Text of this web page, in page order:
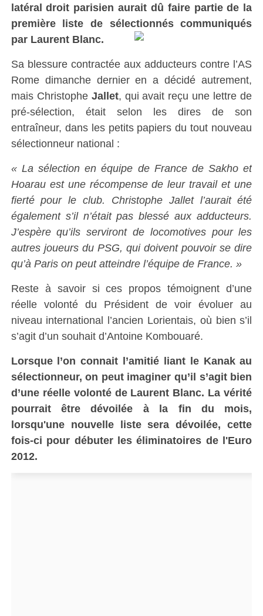
latéral droit parisien aurait dû faire partie de la
première liste de sélectionnés communiqués
par Laurent Blanc.
Sa blessure contractée aux adducteurs contre l’AS
Rome dimanche dernier en a décidé autrement,
mais Christophe Jallet, qui avait reçu une lettre de
pré-sélection, était selon les dires de son
entraîneur, dans les petits papiers du tout nouveau
sélectionneur national :
« La sélection en équipe de France de Sakho et
Hoarau est une récompense de leur travail et une
fierté pour le club. Christophe Jallet l’aurait été
également s’il n’était pas blessé aux adducteurs.
J’espère qu’ils serviront de locomotives pour les
autres joueurs du PSG, qui doivent pouvoir se dire
qu’à Paris on peut atteindre l’équipe de France. »
Reste à savoir si ces propos témoignent d’une
réelle volonté du Président de voir évoluer au
niveau international l’ancien Lorientais, où bien s’il
s’agit d’un souhait d’Antoine Kombouaré.
Lorsque l’on connait l’amitié liant le Kanak au
sélectionneur, on peut imaginer qu’il s’agit bien
d’une réelle volonté de Laurent Blanc. La vérité
pourrait être dévoilée à la fin du mois,
lorsqu'une nouvelle liste sera dévoilée, cette
fois-ci pour débuter les éliminatoires de l'Euro
2012.